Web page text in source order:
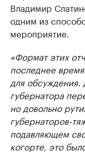
Владимир
одним из
мероприятие.
«Формат этих
последнее
для обсуждения.
губернатора
но довольно
губернаторов-
подавляющем
когорте, это